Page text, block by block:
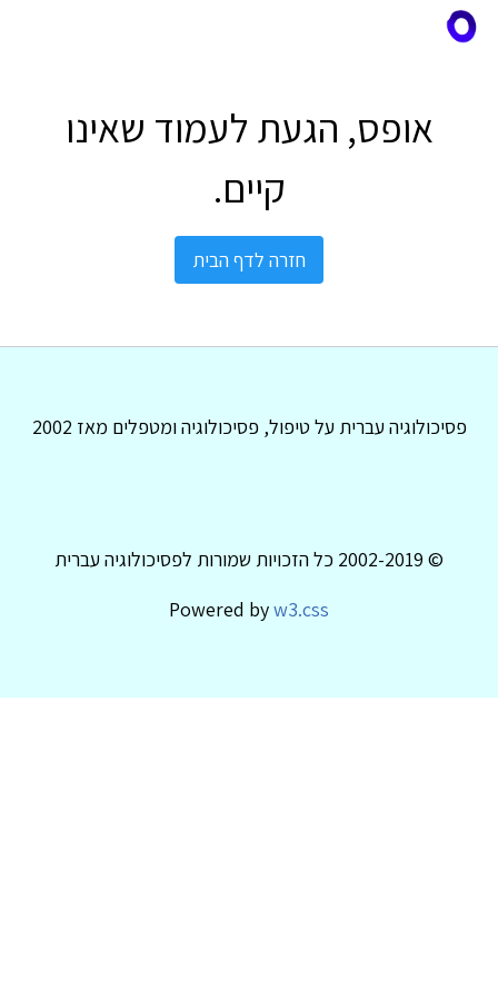
אופס, הגעת לעמוד שאינו
קיים.
חזרה לדף הבית
פסיכולוגיה עברית על טיפול, פסיכולוגיה ומטפלים מאז 2002
© 2002-2019 כל הזכויות שמורות לפסיכולוגיה עברית
Powered byw3.css